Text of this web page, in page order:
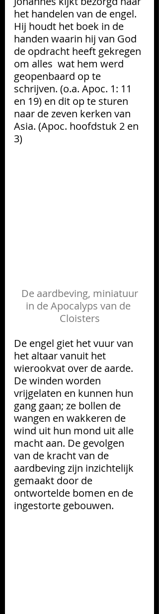
het handelen van de engel.
Hij houdt het boek in de
handen waarin hij van God
de opdracht heeft gekregen
om alles  wat hem werd
geopenbaard op te
schrijven. (o.a. Apoc. 1: 11
en 19) en dit op te sturen
naar de zeven kerken van
Asia. (Apoc. hoofdstuk 2 en
3)
De aardbeving, miniatuur
in de Apocalyps van de
Cloisters
De engel giet het vuur van
het altaar vanuit het
wierookvat over de aarde.
De winden worden
vrijgelaten en kunnen hun
gang gaan; ze bollen de
wangen en wakkeren de
wind uit hun mond uit alle
macht aan. De gevolgen
van de kracht van de
aardbeving zijn inzichtelijk
gemaakt door de
ontwortelde bomen en de
ingestorte gebouwen.